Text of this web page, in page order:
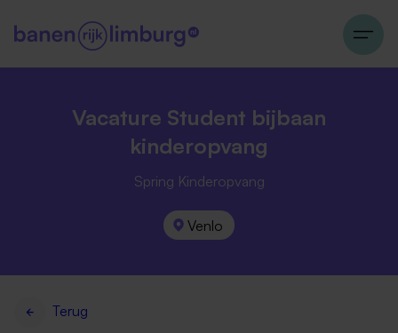
Vacature Student bijbaan
kinderopvang
Spring Kinderopvang
Venlo
Terug